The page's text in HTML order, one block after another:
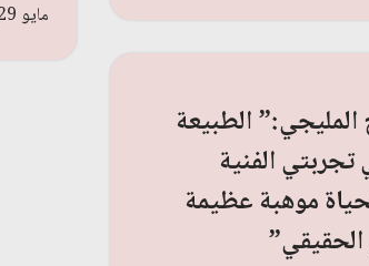
مايو 29, 2020
المليجي:” الطبيعة
تجربتي الفنية
موهبة عظيمة